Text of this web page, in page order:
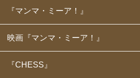
『マンマ・ミーア！』
映画『マンマ・ミーア！』
『CHESS』